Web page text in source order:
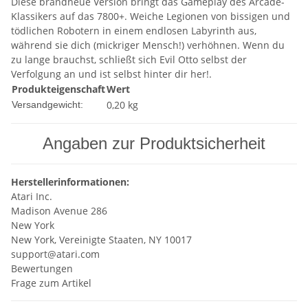
Klassikers auf das 7800+. Weiche Legionen von bissigen und
tödlichen Robotern in einem endlosen Labyrinth aus,
während sie dich (mickriger Mensch!) verhöhnen. Wenn du
zu lange brauchst, schließt sich Evil Otto selbst der
Verfolgung an und ist selbst hinter dir her!.
ProdukteigenschaftWert
Versandgewicht: 0,20 kg
Angaben zur Produktsicherheit
Herstellerinformationen:
Atari Inc.
Madison Avenue 286
New York
New York, Vereinigte Staaten, NY 10017
support@atari.com
Bewertungen
Frage zum Artikel